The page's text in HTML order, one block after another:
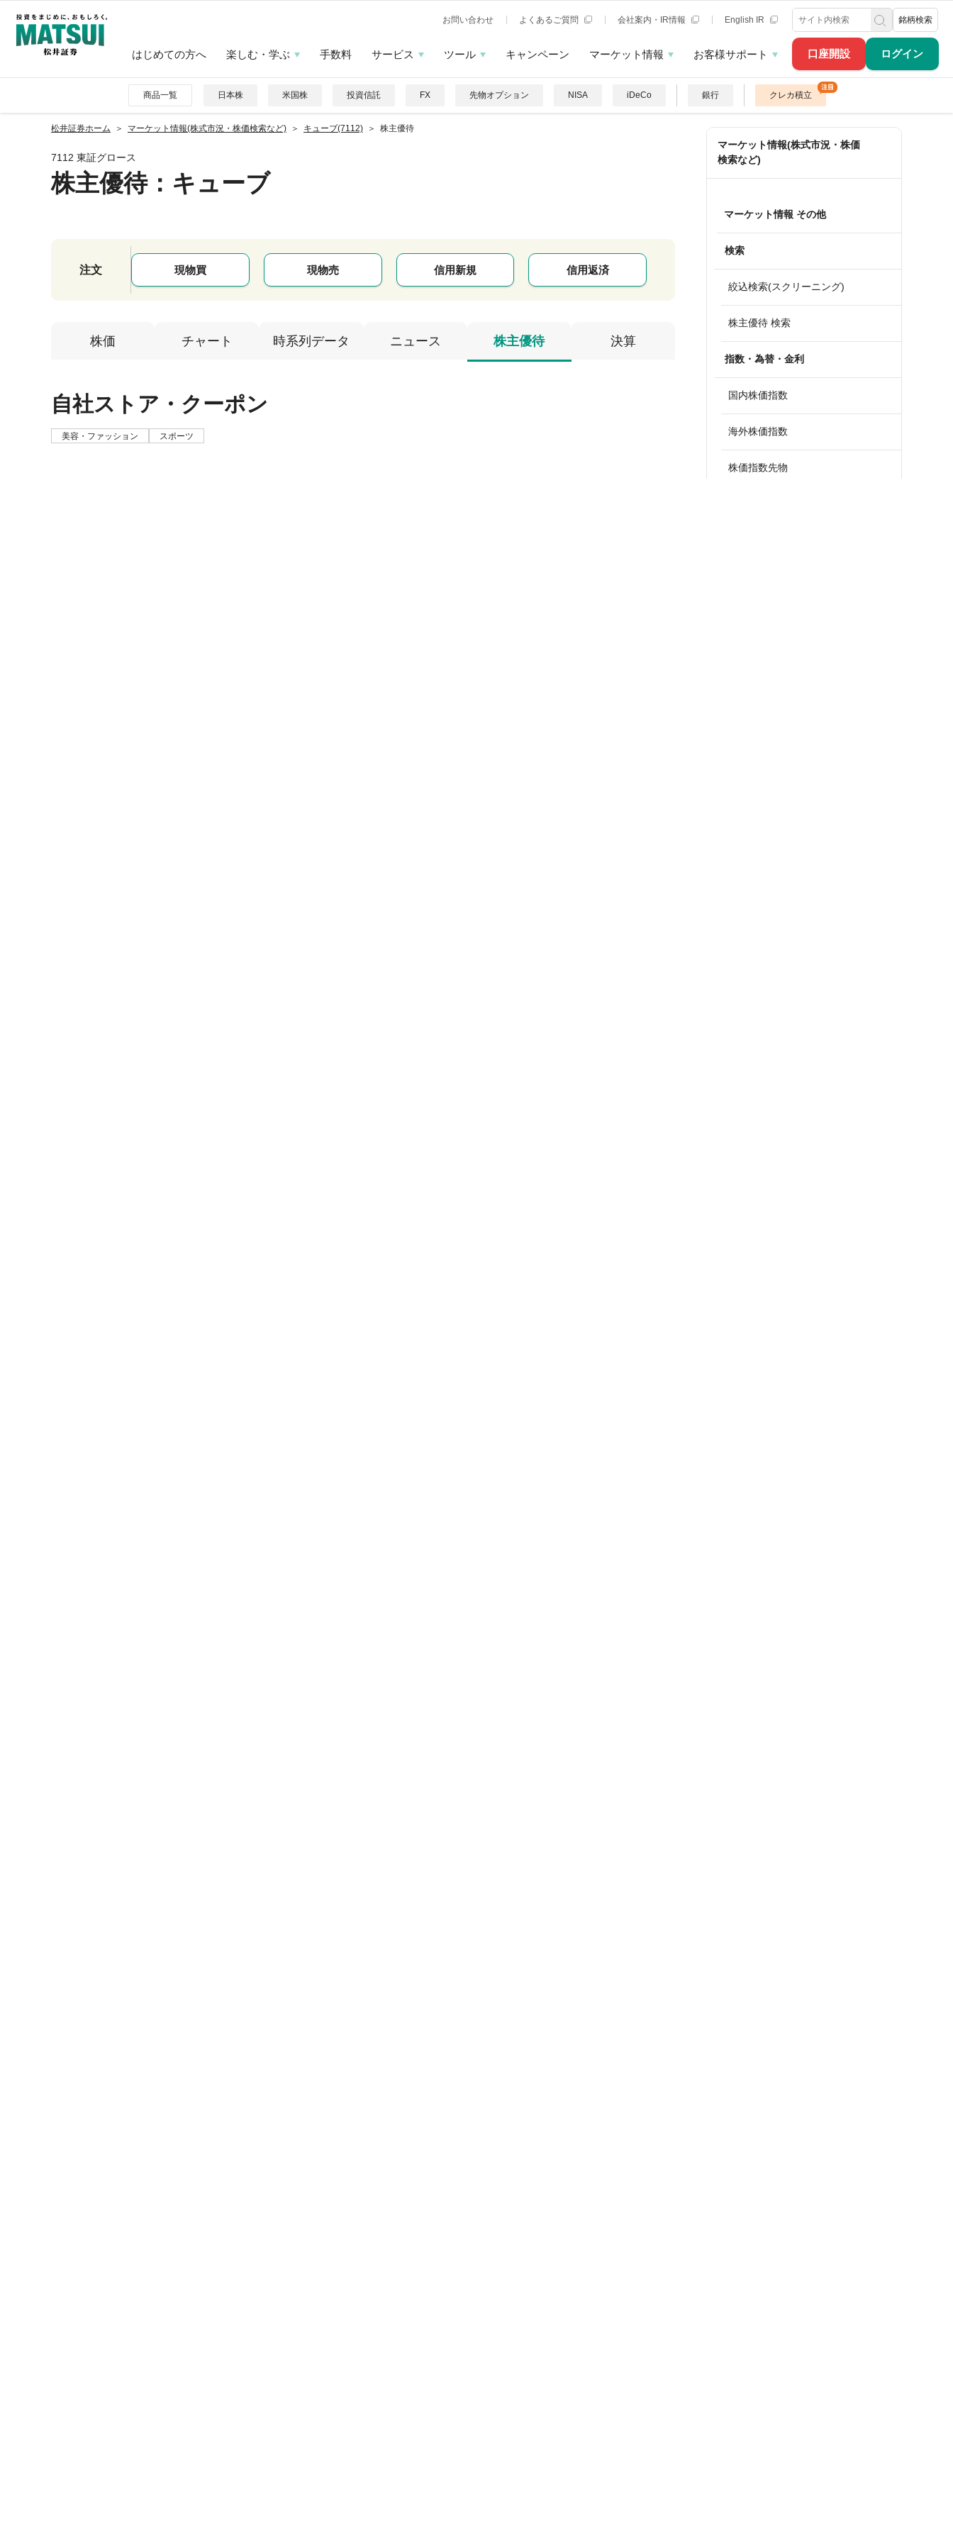
口座開設 ログイン
お問い合わせ よくあるご質問 会社案内・IR情報 English IR 銘柄検索
はじめての方へ 楽しむ・学ぶ 手数料 サービス ツール キャンペーン マーケット情報 お客様サポート
商品一覧 日本株 米国株 投資信託 FX 先物オプション NISA iDeCo 銀行 クレカ積立
松井証券ホーム マーケット情報(株式市況・株価検索など) キューブ(7112) 株主優待
7112 東証グロース
株主優待：キューブ
注文 現物買 現物売 信用新規 信用返済
株価 チャート 時系列データ ニュース 株主優待 決算
自社ストア・クーポン
美容・ファッション スポーツ
マーケット情報(株式市況・株価
検索など)
マーケット情報 その他
検索
絞込検索(スクリーニング)
株主優待 検索
指数・為替・金利
国内株価指数
海外株価指数
株価指数先物